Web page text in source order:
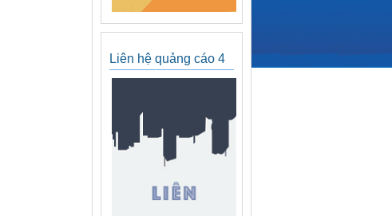
Liên hệ quảng cáo 4